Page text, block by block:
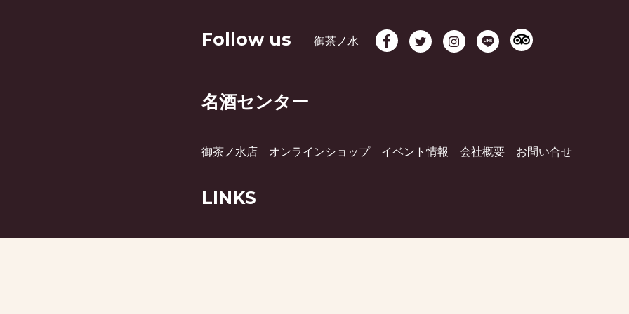
Follow us 御茶ノ水
名酒センター
御茶ノ水店 オンラインショップ イベント情報 会社概要 お問い合せ
LINKS